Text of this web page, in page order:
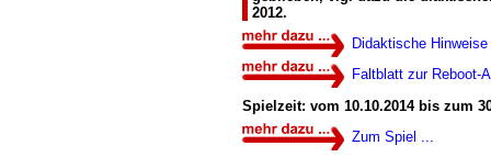
2012.
Didaktische Hinweise
Faltblatt zur Reboot-
Spielzeit: vom 10.10.2014 bis zum
Zum Spiel ...